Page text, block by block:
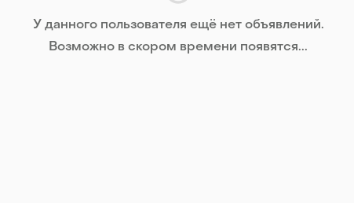
У данного пользователя ещё нет объявлений.
Возможно в скором времени появятся...